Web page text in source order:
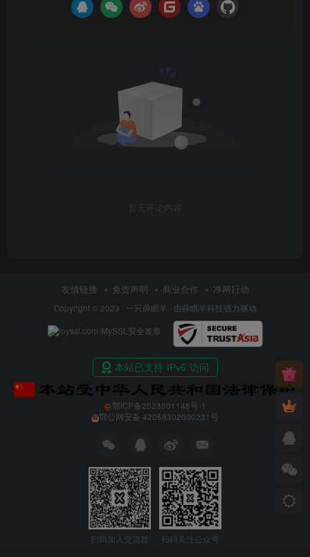
暂无评论内容
友情链接 免责声明 商业合作 净网行动
Copyright © 2023 · 一只薛眠羊 · 由薛眠羊科技强力驱动
鄂ICP备2023001148号-1
鄂公网安备 42058302000231号
扫码加入交流群 扫码关注公众号